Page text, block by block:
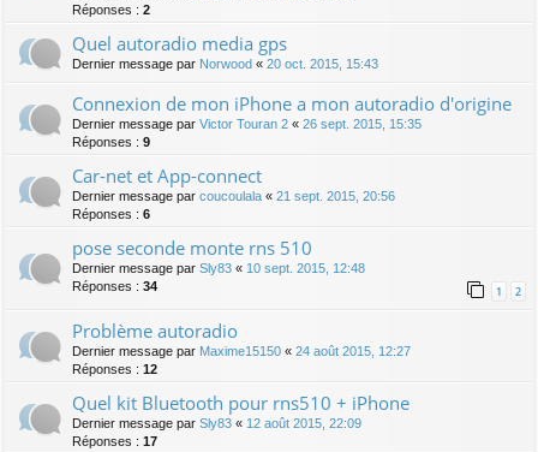
Réponses : 2
Quel autoradio media gps
Dernier message par Norwood « 20 oct. 2015, 15:43
Connexion de mon iPhone a mon autoradio d'origine
Dernier message par Victor Touran 2 « 26 sept. 2015, 15:35
Réponses : 9
Car-net et App-connect
Dernier message par coucoulala « 21 sept. 2015, 20:56
Réponses : 6
pose seconde monte rns 510
Dernier message par Sly83 « 10 sept. 2015, 12:48
Réponses : 34 1 2
Problème autoradio
Dernier message par Maxime15150 « 24 août 2015, 12:27
Réponses : 12
Quel kit Bluetooth pour rns510 + iPhone
Dernier message par Sly83 « 12 août 2015, 22:09
Réponses : 17